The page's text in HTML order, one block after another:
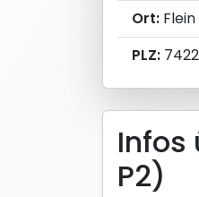
Ort: Flein
PLZ:
Infos
P2)